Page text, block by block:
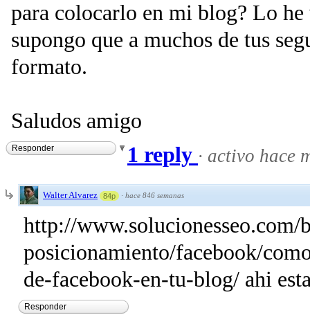
para colocarlo en mi blog? Lo
supongo que a muchos de tus
formato.
Saludos amigo
Responder 1 reply · activo hace
Walter Alvarez 84p · hace 846 semanas
http://www.solucionesseo.com/
posicionamiento/facebook/
de-facebook-en-tu-blog/ ahi
Responder